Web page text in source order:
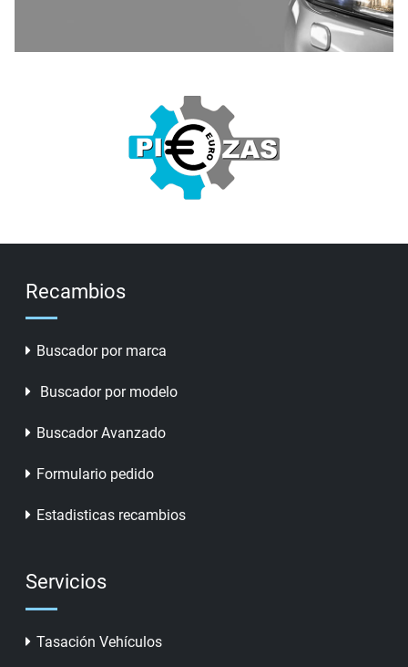
Recambios
Buscador por marca
Buscador por modelo
Buscador Avanzado
Formulario pedido
Estadisticas recambios
Servicios
Tasación Vehículos